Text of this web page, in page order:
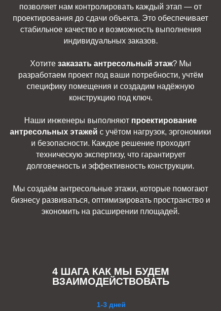
позволяет нам контролировать каждый этап — от
проектирования до сдачи объекта. Это обеспечивает
стабильное качество и возможность выполнения
индивидуальных заказов.
Хотите заказать антресольный этаж? Мы
разработаем проект под ваши потребности, учтём
специфику помещения и создадим надёжную
конструкцию под ключ.
Наши инженеры выполняют проектирование
антресольных этажей с учётом нагрузок, эргономики
и безопасности. Каждое решение проходит
техническую экспертизу, что гарантирует
долговечность и эффективность конструкции.
Мы создаём антресольные этажи, которые помогают
бизнесу развиваться, оптимизировать пространство и
экономить на расширении площадей.
4 ШАГА КАК МЫ БУДЕМ
ВЗАИМОДЕЙСТВОВАТЬ
1-3 дней